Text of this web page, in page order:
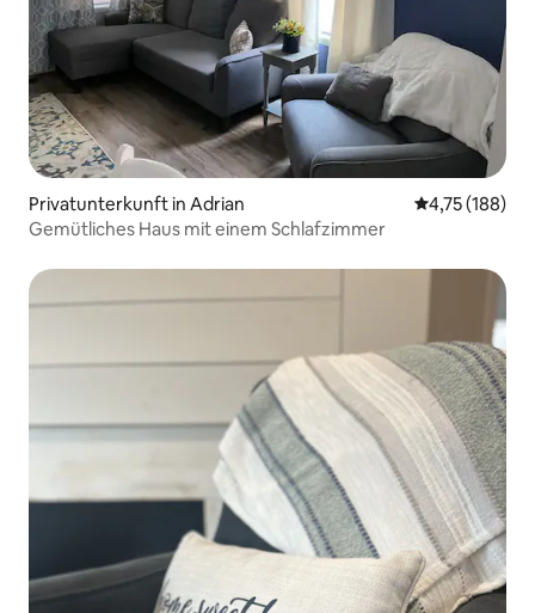
Privatunterkunft in Adrian
4,75 (188)
Gemütliches Haus mit einem Schlafzimmer